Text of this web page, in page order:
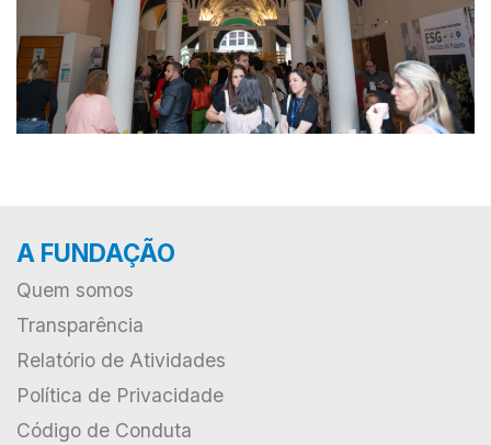
A FUNDAÇÃO
Quem somos
Transparência
Relatório de Atividades
Política de Privacidade
Código de Conduta